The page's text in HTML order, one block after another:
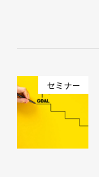
セミナー